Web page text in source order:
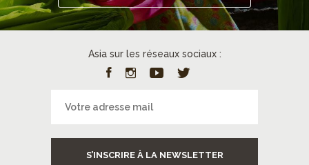
Asia sur les réseaux sociaux :
S’INSCRIRE À LA NEWSLETTER